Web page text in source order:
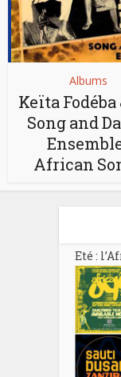
Albums
Keïta Fodéba
Song and
African
Eté :